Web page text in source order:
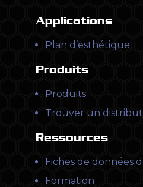
Applications
Plan d’esthétique
Produits
Produits
Trouver un
Ressources
Fiches de données
Formation